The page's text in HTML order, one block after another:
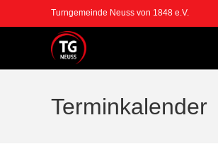
Turngemeinde Neuss von 1848 e.V.
Terminkalender